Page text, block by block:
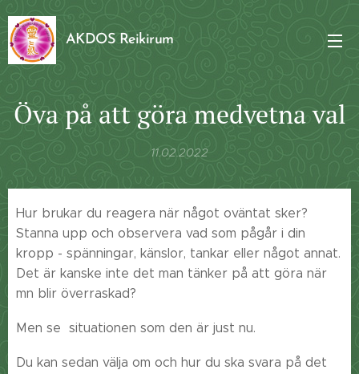
AKDOS Reikirum
Öva på att göra medvetna val
11.02.2022
Hur brukar du reagera när något oväntat sker?
Stanna upp och observera vad som pågår i din
kropp - spänningar, känslor, tankar eller något annat.
Det är kanske inte det man tänker på att göra när
mn blir överraskad?
Men se situationen som den är just nu.
Du kan sedan välja om och hur du ska svara på det